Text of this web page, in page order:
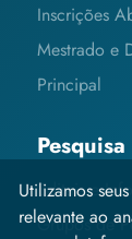
Inscrições
Mestrado e
Principal
Pesquisa
Editais e
Grupos de
Utilizamos
relevante ao